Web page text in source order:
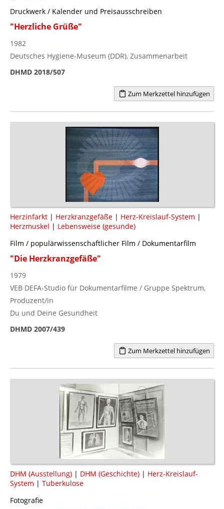
Druckwerk / Kalender und Preisausschreiben
"Herzliche Grüße"
1982
Deutsches Hygiene-Museum (DDR), Zusammenarbeit
DHMD 2018/507
Zum Merkzettel hinzufügen
Herzinfarkt | Herzkranzgefäße | Herz-Kreislauf-System |
Herzmuskel | Lebensweise (gesunde)
Film / populärwissenschaftlicher Film / Dokumentarfilm
"Die Herzkranzgefäße"
1979
VEB DEFA-Studio für Dokumentarfilme / Gruppe Spektrum,
Produzent/in
Du und Deine Gesundheit
DHMD 2007/439
Zum Merkzettel hinzufügen
DHM (Ausstellung) | DHM (Geschichte) | Herz-Kreislauf-
System | Tuberkulose
Fotografie